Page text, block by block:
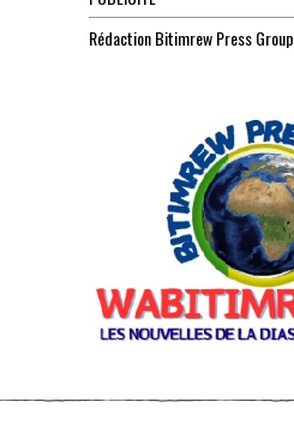
Rédaction Bitimrew Press Group